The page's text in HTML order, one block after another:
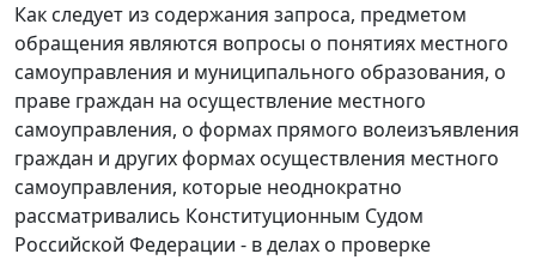
Как следует из содержания запроса, предметом
обращения являются вопросы о понятиях местного
самоуправления и муниципального образования, о
праве граждан на осуществление местного
самоуправления, о формах прямого волеизъявления
граждан и других формах осуществления местного
самоуправления, которые неоднократно
рассматривались Конституционным Судом
Российской Федерации - в делах о проверке